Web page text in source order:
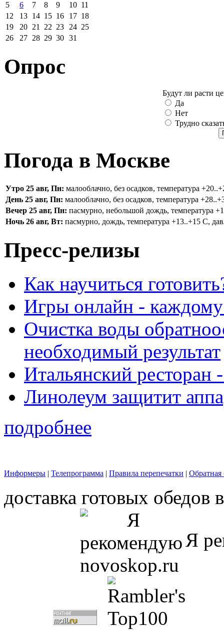
5
6 7 8 9 10 11
12
13 14 15 16 17 18
19
20 21 22 23 24 25
26
27 28 29 30 31
Опрос
Будут ли расти
Да
Нет
Трудно
Погода в Москве
Утро 25 авг, Пн: малооблачно, без осадков, температура
День 25 авг, Пн: малооблачно, без осадков, температура
Вечер 25 авг, Пн: пасмурно, небольшой дождь, температура
Ночь 26 авг, Вт: пасмурно, дождь, температура +13..+15 С,
Пресс-релизы
Как научиться
Игры онлайн - каждому
Очистка воды
необходимый результат
Итальянский
Линолеум защитит
подробнее
Информеры | Телепрограмма | Правила перепечатки | Обратная
доставка готовых обедов
Я